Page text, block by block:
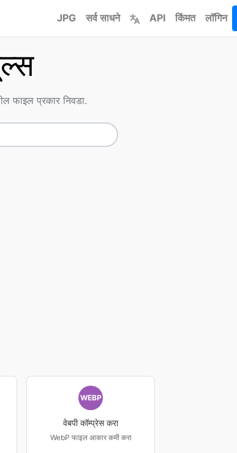
JPG सर्व साधने API किंमत लॉगिन
फाइल प्रकार निवडा.
WEBP
वेबपी कॉम्प्रेस करा
WebP फाइल आकार कमी करा